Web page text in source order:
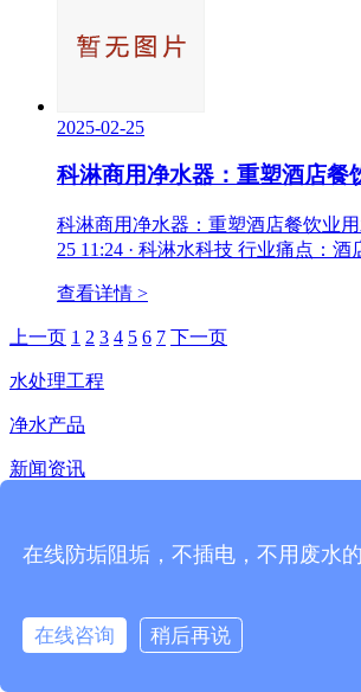
2025-02-25
科淋商用净水器：重塑酒店餐
科淋商用净水器：重塑酒店餐饮业
25 11:24 · 科淋水科技 行业痛点：酒
查看详情 >
上一页 1 2 3 4 5 6 7 下一页
水处理工程
净水产品
新闻资讯
服务中心
水质地图
在线防垢阻垢，不插电，不用废水
在线咨询
稍后再说
在线咨询